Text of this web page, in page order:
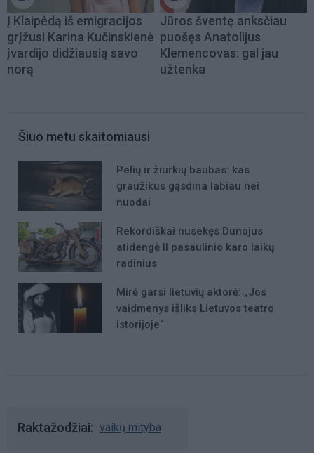
Į Klaipėdą iš emigracijos
grįžusi Karina Kučinskienė
įvardijo didžiausią savo
norą
Jūros šventę anksčiau
puošęs Anatolijus
Klemencovas: gal jau
užtenka
Šiuo metu skaitomiausi
Pelių ir žiurkių baubas: kas
graužikus gąsdina labiau nei
nuodai
Rekordiškai nusekęs Dunojus
atidengė II pasaulinio karo laikų
radinius
Mirė garsi lietuvių aktorė: „Jos
vaidmenys išliks Lietuvos teatro
istorijoje“
Raktažodžiai vaikų mityba